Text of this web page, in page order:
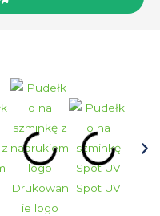
Drukowan
ie logo
Spot UV